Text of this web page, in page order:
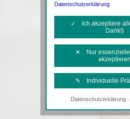
Datenschutzerklärung
✓ Ich akzeptiere
Dank!)
✕ Nur essenzielle
akzeptieren
✎ Individuelle
Notwendige
Diese Cookies sind
Datenschutzerklärung·